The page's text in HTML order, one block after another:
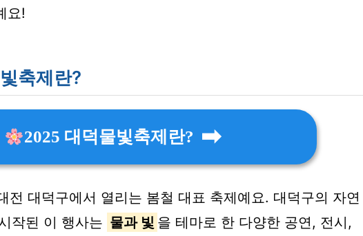
요!
축제란?
2025 대덕물빛축제란?
전 대덕구에서 열리는 봄철 대표 축제예요. 대덕구의 자연
작된 이 행사는 물과 빛 을 테마로 한 다양한 공연, 전시,